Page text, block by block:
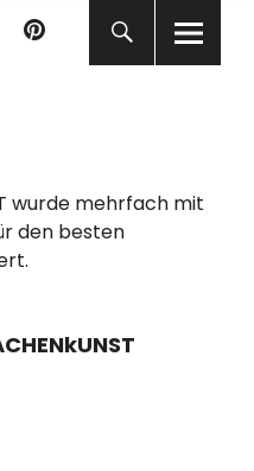
P
wurde mehrfach mit
den besten